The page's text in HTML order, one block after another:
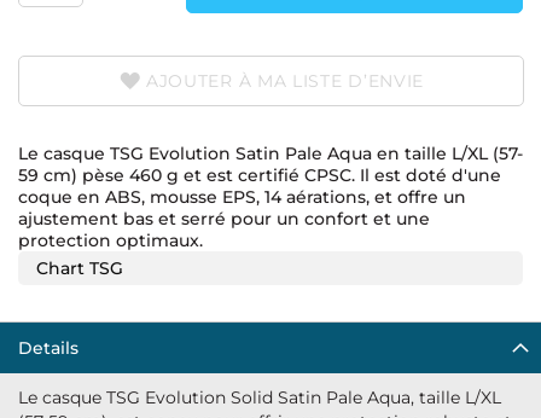
AJOUTER À MA LISTE D’ENVIE
Le casque TSG Evolution Satin Pale Aqua en taille L/XL (57-
59 cm) pèse 460 g et est certifié CPSC. Il est doté d'une
coque en ABS, mousse EPS, 14 aérations, et offre un
ajustement bas et serré pour un confort et une
protection optimaux.
Chart TSG
Details
Le casque TSG Evolution Solid Satin Pale Aqua, taille L/XL